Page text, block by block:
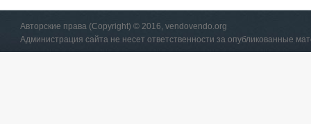
Авторские права (Copyright) © 2016, vendovendo.org
Администрация сайта не несет ответственности за опубликованные